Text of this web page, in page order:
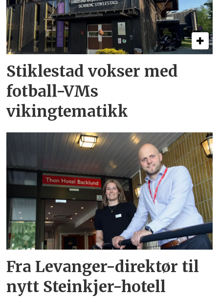
Stiklestad vokser med
fotball-VMs
vikingtematikk
Fra Levanger-direktør til
nytt Steinkjer-hotell